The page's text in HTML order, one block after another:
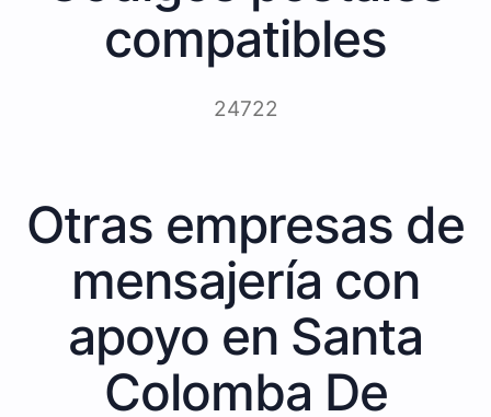
compatibles
24722
Otras empresas de
mensajería con
apoyo en Santa
Colomba De